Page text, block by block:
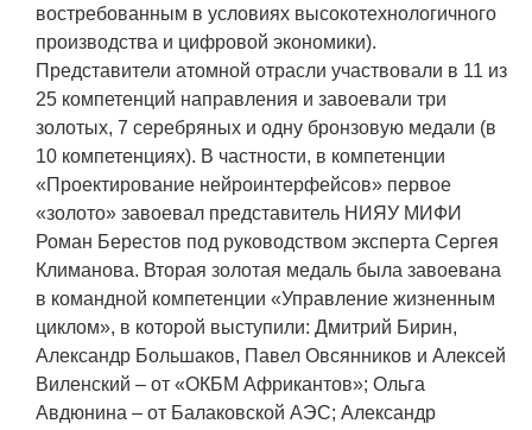
Программы по оздоровлению
Обеспечение жильем
Социальная поддержка
Спорт и отдых
Санаторий-профилакторий
Высокая социальная эффективность
ВНИИТФ
Территория здоровья
ПРЕСС-ЦЕНТР
востребованным в условиях высокотехнологичного
производства и цифровой экономики).
Представители атомной отрасли участвовали в 11 из
25 компетенций направления и завоевали три
золотых, 7 серебряных и одну бронзовую медали (в
10 компетенциях). В частности, в компетенции
«Проектирование нейроинтерфейсов» первое
«золото» завоевал представитель НИЯУ МИФИ
Роман Берестов под руководством эксперта Сергея
Климанова. Вторая золотая медаль была завоевана
в командной компетенции «Управление жизненным
циклом», в которой выступили: Дмитрий Бирин,
Александр Большаков, Павел Овсянников и Алексей
Виленский – от «ОКБМ Африкантов»; Ольга
Авдюнина – от Балаковской АЭС; Александр